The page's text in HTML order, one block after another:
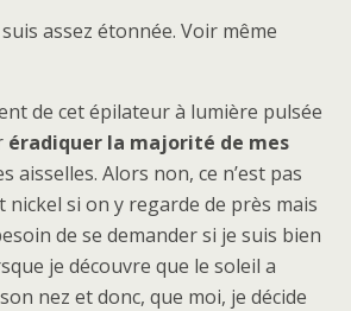
assez étonnée. Voir même
de cet épilateur à lumière pulsée
éradiquer la majorité de mes
aisselles. Alors non, ce n’est pas
si on y regarde de près mais
de se demander si je suis bien
je découvre que le soleil a
nez et donc, que moi, je décide